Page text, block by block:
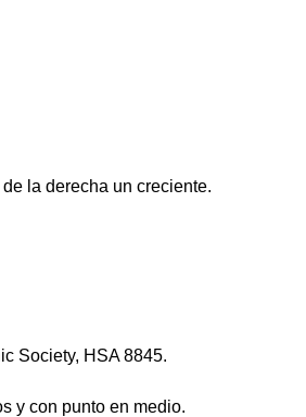
la derecha un creciente.
Society, HSA 8845.
y con punto en medio.